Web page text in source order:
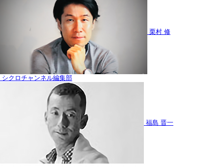
栗村 修
シクロチャンネル編集部
福島 晋一